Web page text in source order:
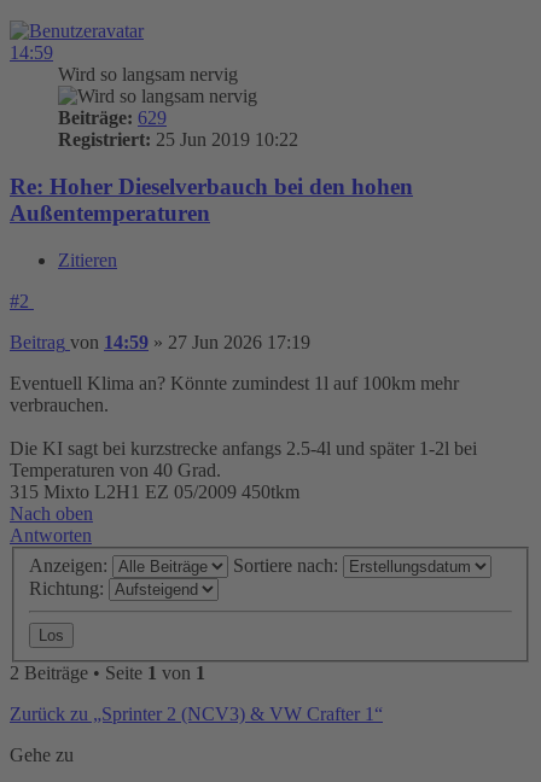
14:59
Wird so langsam nervig
Beiträge: 629
Registriert: 25 Jun 2019 10:22
Re: Hoher Dieselverbauch bei den hohen
Außentemperaturen
Zitieren
#2
Beitrag von 14:59 » 27 Jun 2026 17:19
Eventuell Klima an? Könnte zumindest 1l auf 100km mehr
verbrauchen.
Die KI sagt bei kurzstrecke anfangs 2.5-4l und später 1-2l bei
Temperaturen von 40 Grad.
315 Mixto L2H1 EZ 05/2009 450tkm
Nach oben
Antworten
Anzeigen:
Sortiere nach:
Richtung:
2 Beiträge • Seite 1 von 1
Zurück zu „Sprinter 2 (NCV3) & VW Crafter 1“
Gehe zu